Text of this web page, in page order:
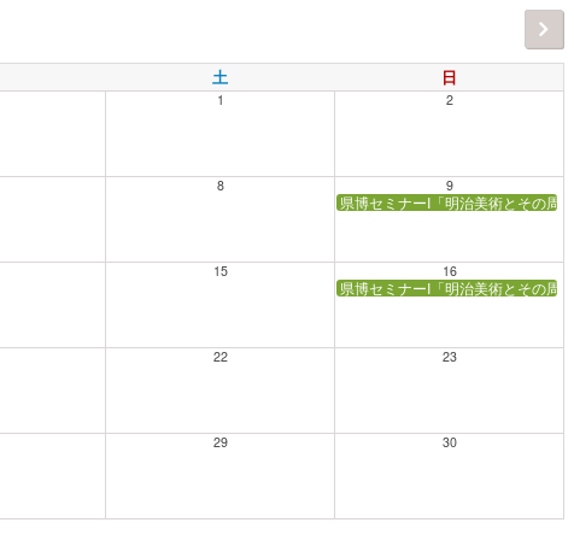
土 日
1 2
8 9
県博セミナーI「明治美術とその周
15 16
県博セミナーI「明治美術とその周
22 23
29 30